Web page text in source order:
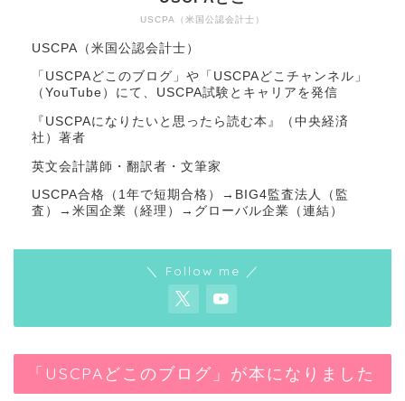
USCPA（米国公認会計士）
USCPA（米国公認会計士）
「USCPAどこのブログ」や「USCPAどこチャンネル」
（YouTube）にて、USCPA試験とキャリアを発信
『USCPAになりたいと思ったら読む本』（中央経済
社）著者
英文会計講師・翻訳者・文筆家
USCPA合格（1年で短期合格）→BIG4監査法人（監
査）→米国企業（経理）→グローバル企業（連結）
＼ Follow me ／
「USCPAどこのブログ」が本になりました